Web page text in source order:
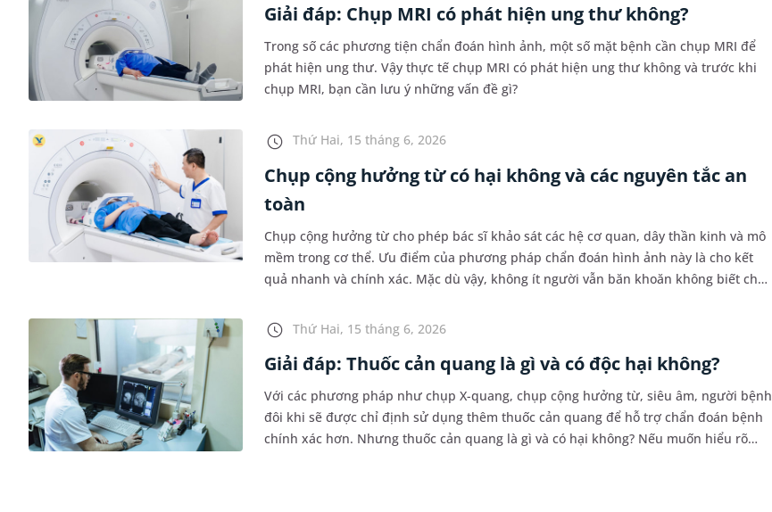
Giải đáp: Chụp MRI có phát hiện ung thư không?
Trong số các phương tiện chẩn đoán hình ảnh, một số mặt bệnh cần chụp MRI để
phát hiện ung thư. Vậy thực tế chụp MRI có phát hiện ung thư không và trước khi
chụp MRI, bạn cần lưu ý những vấn đề gì?
Thứ Hai, 15 tháng 6, 2026
Chụp cộng hưởng từ có hại không và các nguyên tắc an
toàn
Chụp cộng hưởng từ cho phép bác sĩ khảo sát các hệ cơ quan, dây thần kinh và mô
mềm trong cơ thể. Ưu điểm của phương pháp chẩn đoán hình ảnh này là cho kết
quả nhanh và chính xác. Mặc dù vậy, không ít người vẫn băn khoăn không biết chụp
Thứ Hai, 15 tháng 6, 2026
Giải đáp: Thuốc cản quang là gì và có độc hại không?
Với các phương pháp như chụp X-quang, chụp cộng hưởng từ, siêu âm, người bệnh
đôi khi sẽ được chỉ định sử dụng thêm thuốc cản quang để hỗ trợ chẩn đoán bệnh
chính xác hơn. Nhưng thuốc cản quang là gì và có hại không? Nếu muốn hiểu rõ